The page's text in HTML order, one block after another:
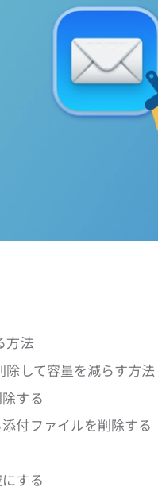
方法
して容量を減らす方法
する
付ファイルを削除する
する